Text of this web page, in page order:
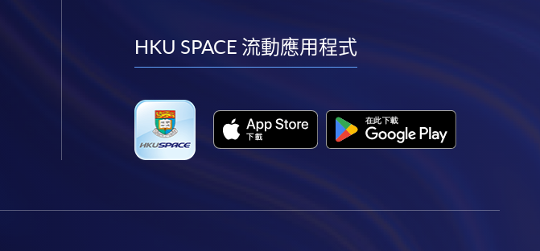
facebook
youtube
linkedininstagram
HKU SPACE 流動應用程式